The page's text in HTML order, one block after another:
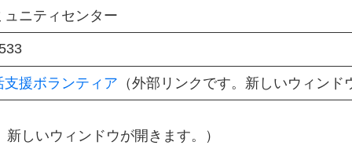
ュニティセンター
支援ボランティア （外部リンクです。新しいウィンド
しいウィンドウが開きます。）